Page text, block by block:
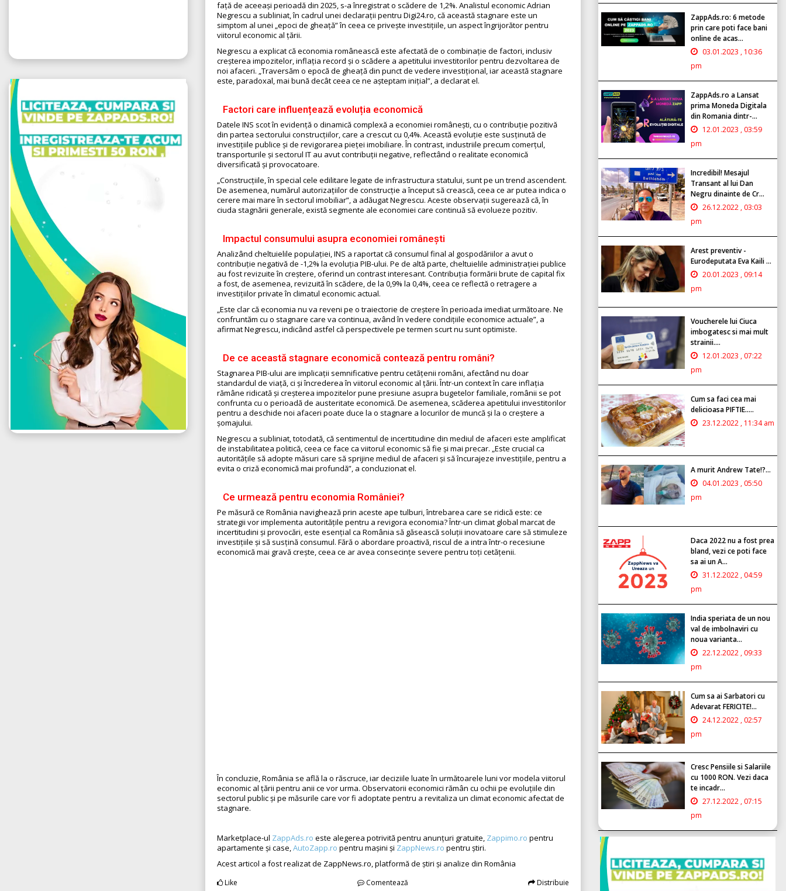
față de aceeași perioadă din 2025, s-a înregistrat o scădere de 1,2%. Analistul economic Adrian
Negrescu a subliniat, în cadrul unei declarații pentru Digi24.ro, că această stagnare este un
simptom al unei „epoci de gheață” în ceea ce privește investițiile, un aspect îngrijorător pentru
viitorul economic al țării.
Negrescu a explicat că economia românească este afectată de o combinație de factori, inclusiv
creșterea impozitelor, inflația record și o scădere a apetitului investitorilor pentru dezvoltarea de
noi afaceri. „Traversăm o epocă de gheață din punct de vedere investițional, iar această stagnare
este, paradoxal, mai bună decât ceea ce ne așteptam inițial”, a declarat el.
Factori care influențează evoluția economică
Datele INS scot în evidență o dinamică complexă a economiei românești, cu o contribuție pozitivă
din partea sectorului construcțiilor, care a crescut cu 0,4%. Această evoluție este susținută de
investițiile publice și de revigorarea pieței imobiliare. În contrast, industriile precum comerțul,
transporturile și sectorul IT au avut contribuții negative, reflectând o realitate economică
diversificată și provocatoare.
„Construcțiile, în special cele edilitare legate de infrastructura statului, sunt pe un trend ascendent.
De asemenea, numărul autorizațiilor de construcție a început să crească, ceea ce ar putea indica o
cerere mai mare în sectorul imobiliar”, a adăugat Negrescu. Aceste observații sugerează că, în
ciuda stagnării generale, există segmente ale economiei care continuă să evolueze pozitiv.
Impactul consumului asupra economiei românești
Analizând cheltuielile populației, INS a raportat că consumul final al gospodăriilor a avut o
contribuție negativă de -1,2% la evoluția PIB-ului. Pe de altă parte, cheltuielile administrației publice
au fost revizuite în creștere, oferind un contrast interesant. Contribuția formării brute de capital fix
a fost, de asemenea, revizuită în scădere, de la 0,9% la 0,4%, ceea ce reflectă o retragere a
investițiilor private în climatul economic actual.
„Este clar că economia nu va reveni pe o traiectorie de creștere în perioada imediat următoare. Ne
confruntăm cu o stagnare care va continua, având în vedere condițiile economice actuale”, a
afirmat Negrescu, indicând astfel că perspectivele pe termen scurt nu sunt optimiste.
De ce această stagnare economică contează pentru români?
Stagnarea PIB-ului are implicații semnificative pentru cetățenii români, afectând nu doar
standardul de viață, ci și încrederea în viitorul economic al țării. Într-un context în care inflația
rămâne ridicată și creșterea impozitelor pune presiune asupra bugetelor familiale, românii se pot
confrunta cu o perioadă de austeritate economică. De asemenea, scăderea apetitului investitorilor
pentru a deschide noi afaceri poate duce la o stagnare a locurilor de muncă și la o creștere a
șomajului.
Negrescu a subliniat, totodată, că sentimentul de incertitudine din mediul de afaceri este amplificat
de instabilitatea politică, ceea ce face ca viitorul economic să fie și mai precar. „Este crucial ca
autoritățile să adopte măsuri care să sprijine mediul de afaceri și să încurajeze investițiile, pentru a
evita o criză economică mai profundă”, a concluzionat el.
Ce urmează pentru economia României?
Pe măsură ce România navighează prin aceste ape tulburi, întrebarea care se ridică este: ce
strategii vor implementa autoritățile pentru a revigora economia? Într-un climat global marcat de
incertitudini și provocări, este esențial ca România să găsească soluții inovatoare care să stimuleze
investițiile și să susțină consumul. Fără o abordare proactivă, riscul de a intra într-o recesiune
economică mai gravă crește, ceea ce ar avea consecințe severe pentru toți cetățenii.
În concluzie, România se află la o răscruce, iar deciziile luate în următoarele luni vor modela viitorul
economic al țării pentru anii ce vor urma. Observatorii economici rămân cu ochii pe evoluțiile din
sectorul public și pe măsurile care vor fi adoptate pentru a revitaliza un climat economic afectat de
stagnare.
Marketplace-ul ZappAds.ro este alegerea potrivită pentru anunțuri gratuite, Zappimo.ro pentru
apartamente și case, AutoZapp.ro pentru mașini și ZappNews.ro pentru știri.
Acest articol a fost realizat de ZappNews.ro, platformă de știri și analize din România
Like Comentează Distribuie
ZappAds.ro: 6 metode
prin care poti face bani
online de acas...
03.01.2023 , 10:36
pm
ZappAds.ro a Lansat
prima Moneda Digitala
din Romania dintr-...
12.01.2023 , 03:59
pm
Incredibil! Mesajul
Transant al lui Dan
Negru dinainte de Cr...
26.12.2022 , 03:03
pm
Arest preventiv -
Eurodeputata Eva Kaili ...
20.01.2023 , 09:14
pm
Voucherele lui Ciuca
imbogatesc si mai mult
strainii....
12.01.2023 , 07:22
pm
Cum sa faci cea mai
delicioasa PIFTIE.....
23.12.2022 , 11:34 am
A murit Andrew Tate!?...
04.01.2023 , 05:50
pm
Daca 2022 nu a fost prea
bland, vezi ce poti face
sa ai un A...
31.12.2022 , 04:59
pm
India speriata de un nou
val de imbolnaviri cu
noua varianta...
22.12.2022 , 09:33
pm
Cum sa ai Sarbatori cu
Adevarat FERICITE!...
24.12.2022 , 02:57
pm
Cresc Pensiile si Salariile
cu 1000 RON. Vezi daca
te incadr...
27.12.2022 , 07:15
pm